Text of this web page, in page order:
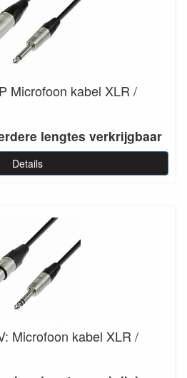
Microfoon kabel XLR /
lengtes verkrijgbaar
Details
Microfoon kabel XLR /